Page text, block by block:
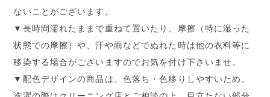
ないことがございます。
▼長時間濡れたままで重ねて置いたり、摩擦（特に湿った
状態での摩擦）や、汗や雨などでぬれた時は他の衣料等に
移染する場合がございますのでお気を付け下さいませ。
▼配色デザインの商品は、色落ち・色移りしやすいため、